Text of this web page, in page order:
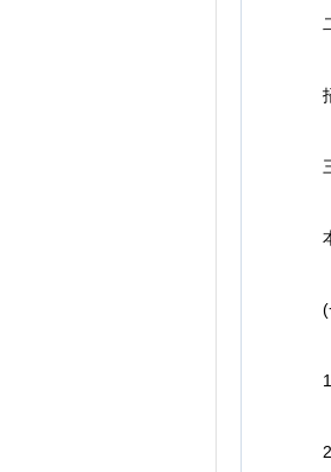
二
招
三
本
(一
1
2、